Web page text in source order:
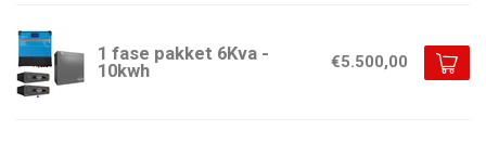
1 fase pakket 6Kva -
10kwh
€5.500,00